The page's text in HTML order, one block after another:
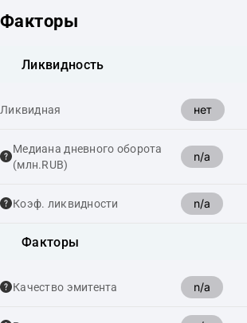
Факторы
Ликвидность
Ликвидная нет
Медиана дневного оборота
(млн.RUB)
n/a
Коэф. ликвидности n/a
Факторы
Качество эмитента n/a